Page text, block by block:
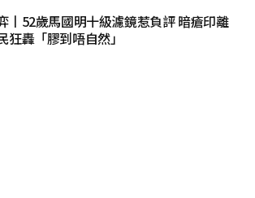
丨52歲馬國明十級濾鏡惹負評 暗瘡印離
狂轟「膠到唔自然」